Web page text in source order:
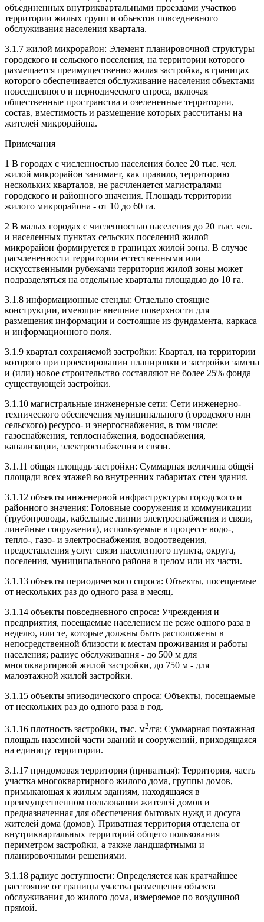
объединенных внутриквартальными проездами участков
территории жилых групп и объектов повседневного
обслуживания населения квартала.
3.1.7 жилой микрорайон: Элемент планировочной структуры
городского и сельского поселения, на территории которого
размещается преимущественно жилая застройка, в границах
которого обеспечивается обслуживание населения объектами
повседневного и периодического спроса, включая
общественные пространства и озелененные территории,
состав, вместимость и размещение которых рассчитаны на
жителей микрорайона.
Примечания
1 В городах с численностью населения более 20 тыс. чел.
жилой микрорайон занимает, как правило, территорию
нескольких кварталов, не расчленяется магистралями
городского и районного значения. Площадь территории
жилого микрорайона - от 10 до 60 га.
2 В малых городах с численностью населения до 20 тыс. чел.
и населенных пунктах сельских поселений жилой
микрорайон формируется в границах жилой зоны. В случае
расчлененности территории естественными или
искусственными рубежами территория жилой зоны может
подразделяться на отдельные кварталы площадью до 10 га.
3.1.8 информационные стенды: Отдельно стоящие
конструкции, имеющие внешние поверхности для
размещения информации и состоящие из фундамента, каркаса
и информационного поля.
3.1.9 квартал сохраняемой застройки: Квартал, на территории
которого при проектировании планировки и застройки замена
и (или) новое строительство составляют не более 25% фонда
существующей застройки.
3.1.10 магистральные инженерные сети: Сети инженерно-
технического обеспечения муниципального (городского или
сельского) ресурсо- и энергоснабжения, в том числе:
газоснабжения, теплоснабжения, водоснабжения,
канализации, электроснабжения и связи.
3.1.11 общая площадь застройки: Суммарная величина общей
площади всех этажей во внутренних габаритах стен здания.
3.1.12 объекты инженерной инфраструктуры городского и
районного значения: Головные сооружения и коммуникации
(трубопроводы, кабельные линии электроснабжения и связи,
линейные сооружения), используемые в процессе водо-,
тепло-, газо- и электроснабжения, водоотведения,
предоставления услуг связи населенного пункта, округа,
поселения, муниципального района в целом или их части.
3.1.13 объекты периодического спроса: Объекты, посещаемые
от нескольких раз до одного раза в месяц.
3.1.14 объекты повседневного спроса: Учреждения и
предприятия, посещаемые населением не реже одного раза в
неделю, или те, которые должны быть расположены в
непосредственной близости к местам проживания и работы
населения; радиус обслуживания - до 500 м для
многоквартирной жилой застройки, до 750 м - для
малоэтажной жилой застройки.
3.1.15 объекты эпизодического спроса: Объекты, посещаемые
от нескольких раз до одного раза в год.
3.1.16 плотность застройки, тыс. м2/га: Суммарная поэтажная
площадь наземной части зданий и сооружений, приходящаяся
на единицу территории.
3.1.17 придомовая территория (приватная): Территория, часть
участка многоквартирного жилого дома, группы домов,
примыкающая к жилым зданиям, находящаяся в
преимущественном пользовании жителей домов и
предназначенная для обеспечения бытовых нужд и досуга
жителей дома (домов). Приватная территория отделена от
внутриквартальных территорий общего пользования
периметром застройки, а также ландшафтными и
планировочными решениями.
3.1.18 радиус доступности: Определяется как кратчайшее
расстояние от границы участка размещения объекта
обслуживания до жилого дома, измеряемое по воздушной
прямой.